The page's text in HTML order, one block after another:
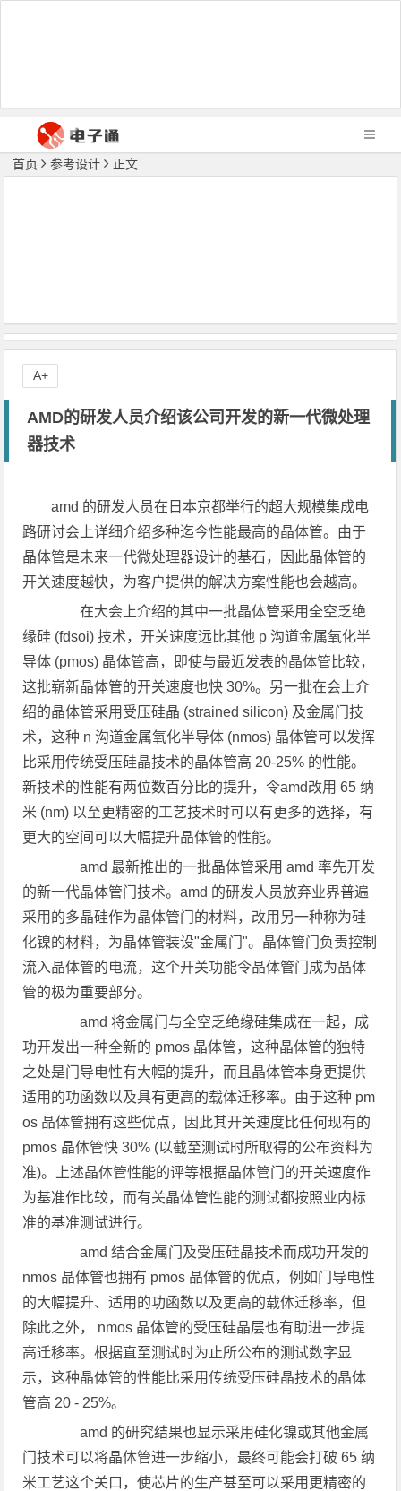
首页 参考设计 正文
AMD的研发人员介绍该公司开发的新一代微处理
器技术
amd 的研发人员在日本京都举行的超大规模集成电
路研讨会上详细介绍多种迄今性能最高的晶体管。由于
晶体管是未来一代微处理器设计的基石，因此晶体管的
开关速度越快，为客户提供的解决方案性能也会越高。
在大会上介绍的其中一批晶体管采用全空乏绝
缘硅 (fdsoi) 技术，开关速度远比其他 p 沟道金属氧化半
导体 (pmos) 晶体管高，即使与最近发表的晶体管比较，
这批崭新晶体管的开关速度也快 30%。另一批在会上介
绍的晶体管采用受压硅晶 (strained silicon) 及金属门技
术，这种 n 沟道金属氧化半导体 (nmos) 晶体管可以发挥
比采用传统受压硅晶技术的晶体管高 20-25% 的性能。
新技术的性能有两位数百分比的提升，令amd改用 65 纳
米 (nm) 以至更精密的工艺技术时可以有更多的选择，有
更大的空间可以大幅提升晶体管的性能。
amd 最新推出的一批晶体管采用 amd 率先开发
的新一代晶体管门技术。amd 的研发人员放弃业界普遍
采用的多晶硅作为晶体管门的材料，改用另一种称为硅
化镍的材料，为晶体管装设"金属门"。晶体管门负责控制
流入晶体管的电流，这个开关功能令晶体管门成为晶体
管的极为重要部分。
amd 将金属门与全空乏绝缘硅集成在一起，成
功开发出一种全新的 pmos 晶体管，这种晶体管的独特
之处是门导电性有大幅的提升，而且晶体管本身更提供
适用的功函数以及具有更高的载体迁移率。由于这种 pm
os 晶体管拥有这些优点，因此其开关速度比任何现有的
pmos 晶体管快 30% (以截至测试时所取得的公布资料为
准)。上述晶体管性能的评等根据晶体管门的开关速度作
为基准作比较，而有关晶体管性能的测试都按照业内标
准的基准测试进行。
amd 结合金属门及受压硅晶技术而成功开发的
nmos 晶体管也拥有 pmos 晶体管的优点，例如门导电性
的大幅提升、适用的功函数以及更高的载体迁移率，但
除此之外， nmos 晶体管的受压硅晶层也有助进一步提
高迁移率。根据直至测试时为止所公布的测试数字显
示，这种晶体管的性能比采用传统受压硅晶技术的晶体
管高 20 - 25%。
amd 的研究结果也显示采用硅化镍或其他金属
门技术可以将晶体管进一步缩小，最终可能会打破 65 纳
米工艺这个关口，使芯片的生产甚至可以采用更精密的
A+